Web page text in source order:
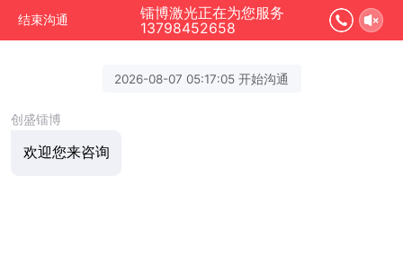
结束沟通
镭博激光正在为您服务
13798452658
2026-08-07 05:17:05 开始沟通
创盛镭博
欢迎您来咨询